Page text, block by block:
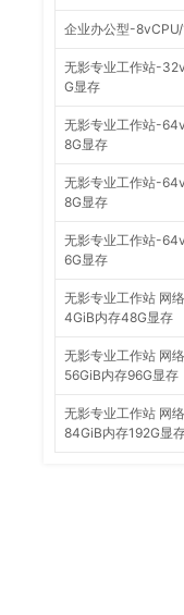
企业办公型-
无影专业工作站-
G显存
无影专业工作站-
8G显存
无影专业工作站-
8G显存
无影专业工作站-
6G显存
无影专业工作站 网
4GiB内存48G显存
无影专业工作站 网
56GiB内存96G显存
无影专业工作站 网
84GiB内存192G显